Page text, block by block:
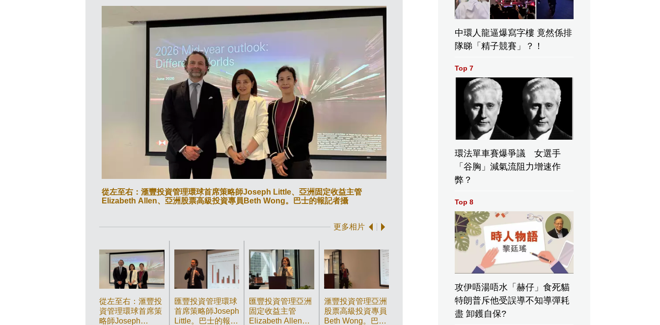
從左至右：滙豐投資管理環球首席策略師Joseph Little、亞洲固定收益主管
Elizabeth Allen、亞洲股票高級投資專員Beth Wong。巴士的報記者攝
更多相片
從左至右：滙豐投
資管理環球首席策
略師Joseph
匯豐投資管理環球
首席策略師Joseph
Little。巴士的報記
匯豐投資管理亞洲
固定收益主管
Elizabeth Allen。
滙豐投資管理亞洲
股票高級投資專員
Beth Wong。巴士
中環人龍逼爆寫字樓 竟然係排
隊睇「精子競賽」？！
Top 7
環法單車賽爆爭議 女選手
「谷胸」減氣流阻力增速作
弊？
Top 8
攻伊唔湯唔水「赫仔」食死貓
特朗普斥他受誤導不知導彈耗
盡 卸鑊自保?